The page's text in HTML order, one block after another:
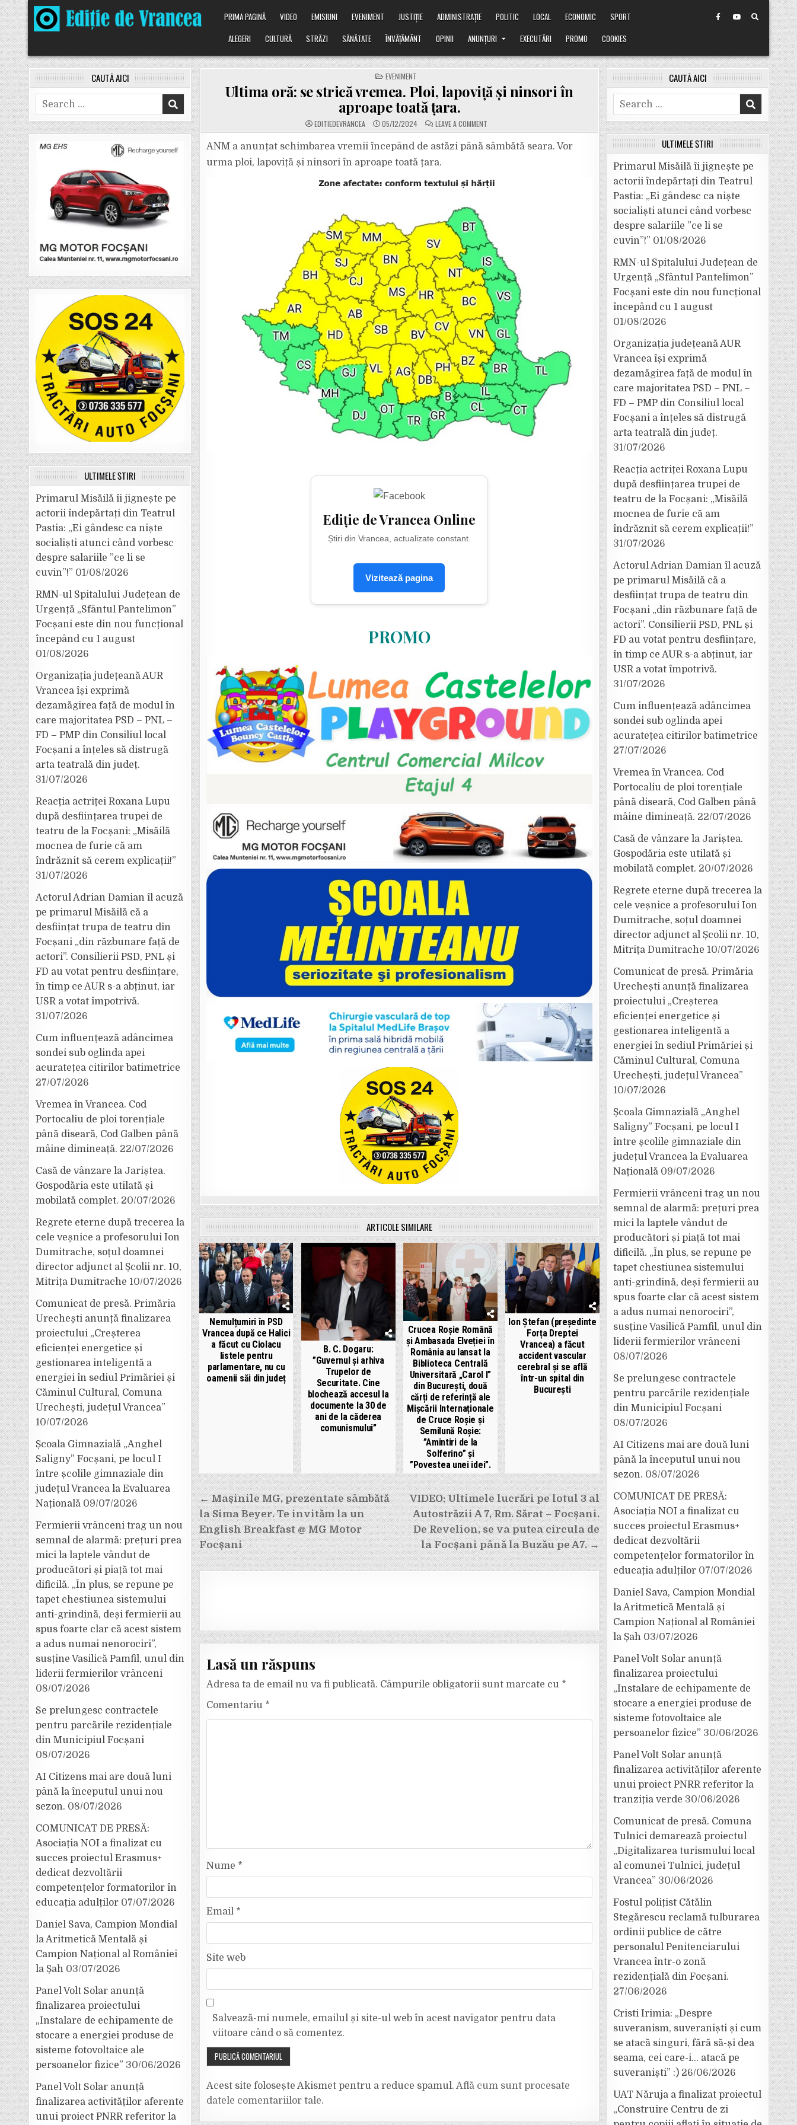
Skip
to
content
PRIMA PAGINĂ VIDEO EMISIUNI EVENIMENT JUSTIȚIE ADMINISTRAȚIE POLITIC LOCAL ECONOMIC
SPORT
ALEGERI
CULTURĂ STRĂZI SĂNĂTATE ÎNVĂȚĂMÂNT OPINII ANUNȚURI EXECUTĂRI PROMO COOKIES
POSTED
IN
EVENIMENT
Ultima oră: se strică vremea. Ploi, lapoviță și ninsori în
aproape toată țara.
EDITIEDEVRANCEA 05/12/2024 LEAVE A COMMENTON
ULTIMA
SE
STRICĂ
ȘI
NINSORI
ANM a anunțat schimbarea vremii începând de astăzi până sâmbătă seara. Vor
urma ploi, lapoviță și ninsori în aproape toată țara.
Ediție de Vrancea Online
Știri din Vrancea, actualizate constant.
Vizitează pagina
PROMO
ARTICOLE SIMILARE
Nemulțumiri în PSD
Vrancea după ce Halici
a făcut cu Ciolacu
listele pentru
parlamentare, nu cu
oamenii săi din județ
B. C. Dogaru:
”Guvernul și arhiva
Trupelor de
Securitate. Cine
blochează accesul la
documente la 30 de
ani de la căderea
comunismului”
Crucea Roșie Română
și Ambasada Elveției în
România au lansat la
Biblioteca Centrală
Universitară „Carol I”
din București, două
cărți de referință ale
Mișcării Internaționale
de Cruce Roșie și
Semilună Roșie:
”Amintiri de la
Solferino” și
”Povestea unei idei”.
Ion Ștefan (președinte
Forța Dreptei
Vrancea) a făcut
accident vascular
cerebral și se află
într-un spital din
București
Navigare
în
articole
VIDEO: Ultimele lucrări pe lotul 3 al
Autostrăzii A 7, Rm. Sărat – Focșani.
De Revelion, se va putea circula de
la Focșani până la Buzău pe A7. →
← Mașinile MG, prezentate sâmbătă
la Sima Beyer. Te invităm la un
English Breakfast @ MG Motor
Focșani
Lasă un răspuns
Adresa ta de email nu va fi publicată. Câmpurile obligatorii sunt marcate cu *
Comentariu *
Nume *
Email *
Site web
Salvează-mi numele, emailul și site-ul web în acest navigator pentru data
viitoare când o să comentez.
Acest site folosește Akismet pentru a reduce spamul. Află cum sunt procesate
datele comentariilor tale.
CAUTĂ AICI
Search
for:
ULTIMELE ȘTIRI
Primarul Misăilă îi jignește pe
actorii îndepărtați din Teatrul
Pastia: „Ei gândesc ca niște
socialiști atunci când vorbesc
despre salariile ”ce li se
cuvin”!” 01/08/2026
RMN-ul Spitalului Județean de
Urgență „Sfântul Pantelimon”
Focșani este din nou funcțional
începând cu 1 august
01/08/2026
Organizația județeană AUR
Vrancea își exprimă
dezamăgirea față de modul în
care majoritatea PSD – PNL –
FD – PMP din Consiliul local
Focșani a înțeles să distrugă
arta teatrală din județ.
31/07/2026
Reacția actriței Roxana Lupu
după desființarea trupei de
teatru de la Focșani: „Misăilă
mocnea de furie că am
îndrăznit să cerem explicații!”
31/07/2026
Actorul Adrian Damian îl acuză
pe primarul Misăilă că a
desființat trupa de teatru din
Focșani „din răzbunare față de
actori”. Consilierii PSD, PNL și
FD au votat pentru desființare,
în timp ce AUR s-a abținut, iar
USR a votat împotrivă.
31/07/2026
Cum influențează adâncimea
sondei sub oglinda apei
acuratețea citirilor batimetrice
27/07/2026
Vremea în Vrancea. Cod
Portocaliu de ploi torențiale
până diseară, Cod Galben până
mâine dimineață. 22/07/2026
Casă de vânzare la Jariștea.
Gospodăria este utilată și
mobilată complet. 20/07/2026
Regrete eterne după trecerea la
cele veșnice a profesorului Ion
Dumitrache, soțul doamnei
director adjunct al Școlii nr. 10,
Mitrița Dumitrache 10/07/2026
Comunicat de presă. Primăria
Urechești anunță finalizarea
proiectului „Creșterea
eficienței energetice și
gestionarea inteligentă a
energiei în sediul Primăriei și
Căminul Cultural, Comuna
Urechești, județul Vrancea”
10/07/2026
Școala Gimnazială „Anghel
Saligny” Focșani, pe locul I
între școlile gimnaziale din
județul Vrancea la Evaluarea
Națională 09/07/2026
Fermierii vrânceni trag un nou
semnal de alarmă: prețuri prea
mici la laptele vândut de
producători și piață tot mai
dificilă. „În plus, se repune pe
tapet chestiunea sistemului
anti-grindină, deși fermierii au
spus foarte clar că acest sistem
a adus numai nenorociri”,
susține Vasilică Pamfil, unul din
liderii fermierilor vrânceni
08/07/2026
Se prelungesc contractele
pentru parcările rezidențiale
din Municipiul Focșani
08/07/2026
AI Citizens mai are două luni
până la începutul unui nou
sezon. 08/07/2026
COMUNICAT DE PRESĂ:
Asociația NOI a finalizat cu
succes proiectul Erasmus+
dedicat dezvoltării
competențelor formatorilor în
educația adulților 07/07/2026
Daniel Sava, Campion Mondial
la Aritmetică Mentală și
Campion Național al României
la Șah 03/07/2026
Panel Volt Solar anunță
finalizarea proiectului
„Instalare de echipamente de
stocare a energiei produse de
sisteme fotovoltaice ale
persoanelor fizice” 30/06/2026
Panel Volt Solar anunță
finalizarea activităților aferente
unui proiect PNRR referitor la
CAUTĂ AICI
Search
for:
ULTIMELE ȘTIRI
Primarul Misăilă îi jignește pe
actorii îndepărtați din Teatrul
Pastia: „Ei gândesc ca niște
socialiști atunci când vorbesc
despre salariile ”ce li se
cuvin”!” 01/08/2026
RMN-ul Spitalului Județean de
Urgență „Sfântul Pantelimon”
Focșani este din nou funcțional
începând cu 1 august
01/08/2026
Organizația județeană AUR
Vrancea își exprimă
dezamăgirea față de modul în
care majoritatea PSD – PNL –
FD – PMP din Consiliul local
Focșani a înțeles să distrugă
arta teatrală din județ.
31/07/2026
Reacția actriței Roxana Lupu
după desființarea trupei de
teatru de la Focșani: „Misăilă
mocnea de furie că am
îndrăznit să cerem explicații!”
31/07/2026
Actorul Adrian Damian îl acuză
pe primarul Misăilă că a
desființat trupa de teatru din
Focșani „din răzbunare față de
actori”. Consilierii PSD, PNL și
FD au votat pentru desființare,
în timp ce AUR s-a abținut, iar
USR a votat împotrivă.
31/07/2026
Cum influențează adâncimea
sondei sub oglinda apei
acuratețea citirilor batimetrice
27/07/2026
Vremea în Vrancea. Cod
Portocaliu de ploi torențiale
până diseară, Cod Galben până
mâine dimineață. 22/07/2026
Casă de vânzare la Jariștea.
Gospodăria este utilată și
mobilată complet. 20/07/2026
Regrete eterne după trecerea la
cele veșnice a profesorului Ion
Dumitrache, soțul doamnei
director adjunct al Școlii nr. 10,
Mitrița Dumitrache 10/07/2026
Comunicat de presă. Primăria
Urechești anunță finalizarea
proiectului „Creșterea
eficienței energetice și
gestionarea inteligentă a
energiei în sediul Primăriei și
Căminul Cultural, Comuna
Urechești, județul Vrancea”
10/07/2026
Școala Gimnazială „Anghel
Saligny” Focșani, pe locul I
între școlile gimnaziale din
județul Vrancea la Evaluarea
Națională 09/07/2026
Fermierii vrânceni trag un nou
semnal de alarmă: prețuri prea
mici la laptele vândut de
producători și piață tot mai
dificilă. „În plus, se repune pe
tapet chestiunea sistemului
anti-grindină, deși fermierii au
spus foarte clar că acest sistem
a adus numai nenorociri”,
susține Vasilică Pamfil, unul din
liderii fermierilor vrânceni
08/07/2026
Se prelungesc contractele
pentru parcările rezidențiale
din Municipiul Focșani
08/07/2026
AI Citizens mai are două luni
până la începutul unui nou
sezon. 08/07/2026
COMUNICAT DE PRESĂ:
Asociația NOI a finalizat cu
succes proiectul Erasmus+
dedicat dezvoltării
competențelor formatorilor în
educația adulților 07/07/2026
Daniel Sava, Campion Mondial
la Aritmetică Mentală și
Campion Național al României
la Șah 03/07/2026
Panel Volt Solar anunță
finalizarea proiectului
„Instalare de echipamente de
stocare a energiei produse de
sisteme fotovoltaice ale
persoanelor fizice” 30/06/2026
Panel Volt Solar anunță
finalizarea activităților aferente
unui proiect PNRR referitor la
tranziția verde 30/06/2026
Comunicat de presă. Comuna
Tulnici demarează proiectul
„Digitalizarea turismului local
al comunei Tulnici, județul
Vrancea” 30/06/2026
Fostul polițist Cătălin
Stegărescu reclamă tulburarea
ordinii publice de către
personalul Penitenciarului
Vrancea într-o zonă
rezidențială din Focșani.
27/06/2026
Cristi Irimia: „Despre
suveranism, suveraniști și cum
se atacă singuri, fără să-și dea
seama, cei care-i… atacă pe
suveraniști” :) 26/06/2026
UAT Năruja a finalizat proiectul
„Construire Centru de zi